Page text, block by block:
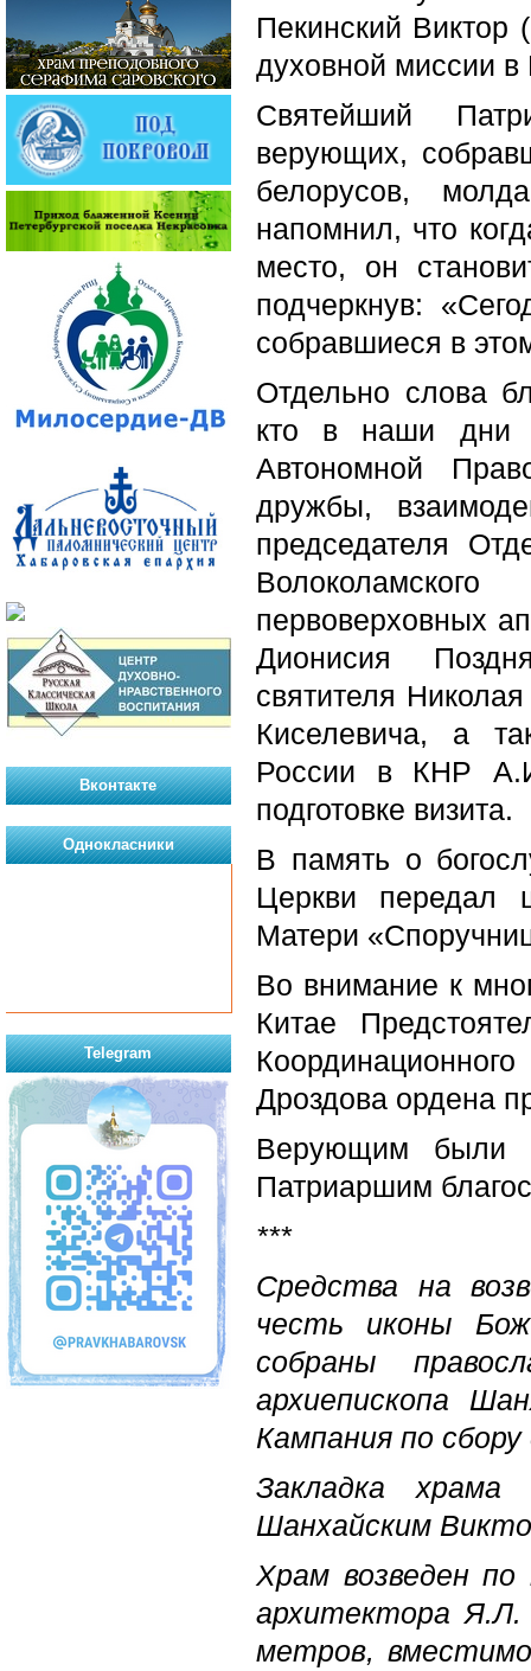
Пекинский Виктор
духовной миссии в
Святейший
верующих,
белорусов,
напомнил, что
место, он
подчеркнув:
собравшиеся в
Отдельно слова
кто в наши дни
Автономной
дружбы,
председателя
первоверховных
Дионисия
святителя
Киселевича, а
России в КНР
подготовке визита.
В память о
Церкви передал
Матери
Во внимание к
Китае
Дроздова ордена
Верующим были
Патриаршим
***
Средства на
честь иконы
собраны
архиепископа
Кампания по
Закладка
Шанхайским
Храм возведен по
архитектора
метров,
Вконтакте
Однокласники
Telegram